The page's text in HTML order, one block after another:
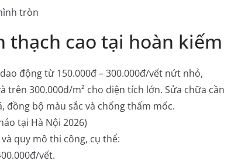
tròn
thạch cao tại hoàn kiếm
động từ 150.000đ – 300.000đ/vết nứt nhỏ,
trên 300.000đ/m² cho diện tích lớn. Sửa chữa cần
đồng bộ màu sắc và chống thấm mốc.
tại Hà Nội 2026)
quy mô thi công, cụ thể:
vết.